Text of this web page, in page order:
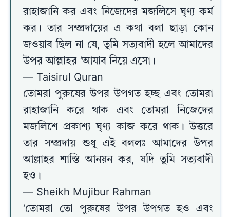
রাহাজানি কর এবং নিজেদের মজলিসে ঘৃণ্য কর্ম
কর। তার সম্প্রদায়ের এ কথা বলা ছাড়া কোন
জওয়াব ছিল না যে, তুমি সত্যবাদী হলে আমাদের
উপর আল্লাহর ‘আযাব নিয়ে এসো।
— Taisirul Quran
তোমরা পুরুষের উপর উপগত হচ্ছ এবং তোমরা
রাহাজানি করে থাক এবং তোমরা নিজেদের
মজলিশে প্রকাশ্য ঘৃণ্য কাজ করে থাক। উত্তরে
তার সম্প্রদায় শুধু এই বললঃ আমাদের উপর
আল্লাহর শাস্তি আনয়ন কর, যদি তুমি সত্যবাদী
হও।
— Sheikh Mujibur Rahman
‘তোমরা তো পুরুষের উপর উপগত হও এবং